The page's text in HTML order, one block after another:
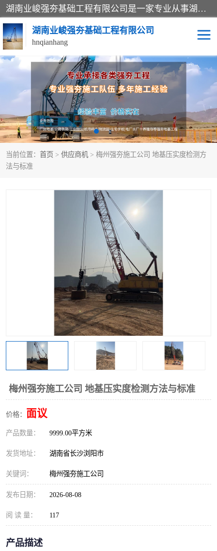
湖南业峻强夯基础工程有限公司是一家专业从事湖南强夯基础工程、强夯机租赁，地基处理的施工单位。业务覆盖：湖南、广东，江西等地。可承接1000KN.m-25000KN.m强夯（置换）工程。公司创始人是国内较早期从事强夯施工的建设者，经过多年的一步一个脚印的发展，在行业内具有较高的度和良好的口碑。
湖南业峻强夯基础工程有限公司
hnqianhang
当前位置： 首页 > 供应商机 > 梅州强夯施工公司 地基压实度检测方
法与标准
梅州强夯施工公司 地基压实度检测方法与标准
价格： 面议
产品数量： 9999.00平方米
发货地址： 湖南省长沙浏阳市
关键词： 梅州强夯施工公司
发布日期： 2026-08-08
阅 读 量： 117
产品描述
强夯施工案例 强夯机租赁
强夯施工工程 强夯施工队伍
强夯队伍